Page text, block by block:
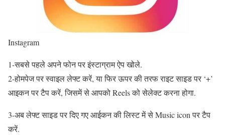
Instagram
1-सबसे पहले अपने फोन पर इंस्टाग्राम ऐप खोले.
2-होमपेज पर स्वाइल लेफ्ट करें, या फिर ऊपर की तरफ राइट साइड पर ‘+’
आइकन पर टैप करें, जिसमें से आपको Reels को सेलेक्ट करना होगा.
3-अब लेफ्ट साइड पर दिए गए आईकन की लिस्ट में से Music icon पर टैप
करें.